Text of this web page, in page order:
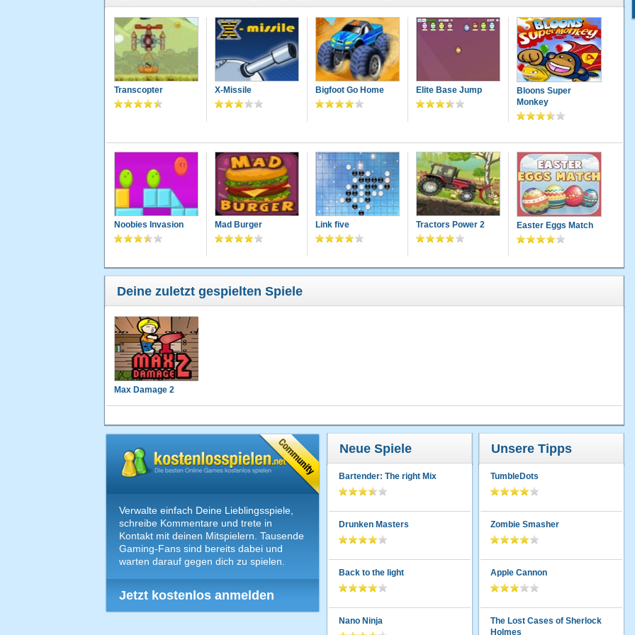
Transcopter X-Missile Bigfoot Go Home Elite Base Jump
Bloons Super
Monkey
Noobies Invasion Mad Burger Link five Tractors Power 2 Easter Eggs Match
Deine zuletzt gespielten Spiele
Max Damage 2
Verwalte einfach Deine Lieblingsspiele,
schreibe Kommentare und trete in
Kontakt mit deinen Mitspielern. Tausende
Gaming-Fans sind bereits dabei und
warten darauf gegen dich zu spielen.
Jetzt kostenlos anmelden
Neue Spiele
Bartender: The right Mix
Drunken Masters
Back to the light
Nano Ninja
Unsere Tipps
TumbleDots
Zombie Smasher
Apple Cannon
The Lost Cases of Sherlock
Holmes